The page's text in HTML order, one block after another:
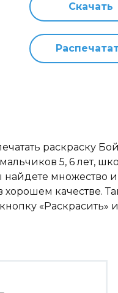
Скачать
раскраску
5, 6 лет,
множество
хорошем качестве.
«Раскрасить»